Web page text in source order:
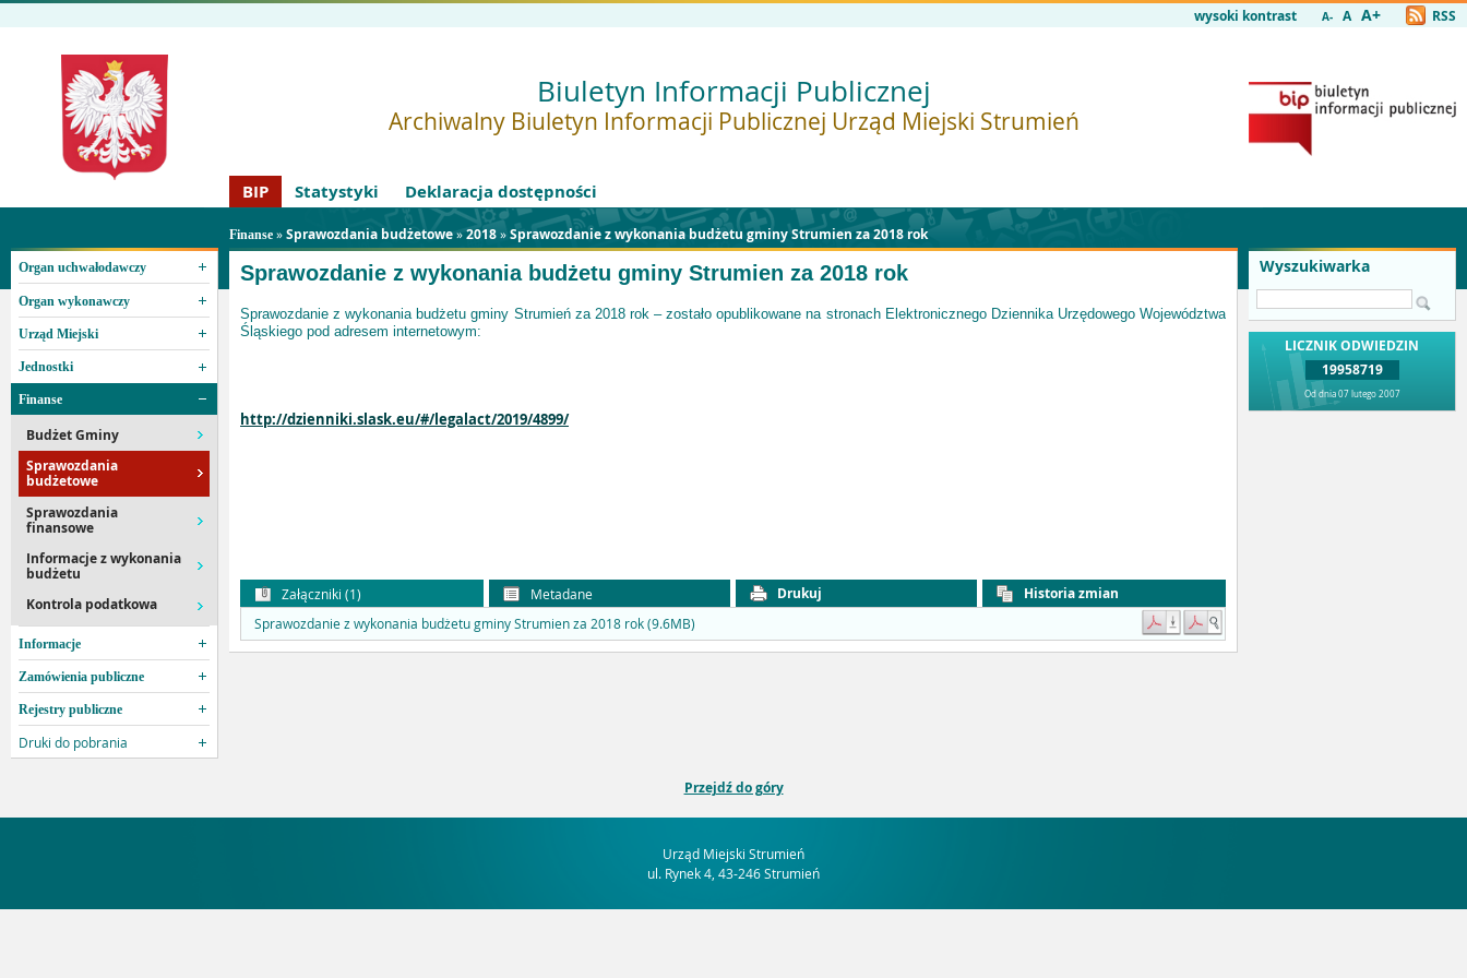
wysoki kontrast A- A A+ RSS
Biuletyn Informacji Publicznej
Archiwalny Biuletyn Informacji Publicznej Urząd Miejski Strumień
BIP Statystyki Deklaracja dostępności
Finanse »Sprawozdania budżetowe»2018»Sprawozdanie z wykonania budżetu gminy Strumien za 2018 rok
Organ uchwałodawczy
Organ wykonawczy
Urząd Miejski
Jednostki
Finanse
Budżet Gminy
Sprawozdania
budżetowe
Sprawozdania
finansowe
Informacje z wykonania
budżetu
Kontrola podatkowa
Informacje
Zamówienia publiczne
Rejestry publiczne
Druki do pobrania
Wyszukiwarka
LICZNIK ODWIEDZIN
19958719
Od dnia 07 lutego 2007
Sprawozdanie z wykonania budżetu gminy Strumien za 2018 rok
Sprawozdanie z wykonania budżetu gminy Strumień za 2018 rok – zostało opublikowane na stronach Elektronicznego Dziennika Urzędowego Województwa
Śląskiego pod adresem internetowym:
http://dzienniki.slask.eu/#/legalact/2019/4899/
Załączniki (1) Metadane Drukuj Historia zmian
Sprawozdanie z wykonania budżetu gminy Strumien za 2018 rok (9.6MB)
Przejdź do góry
Urząd Miejski Strumień
ul. Rynek 4, 43-246 Strumień